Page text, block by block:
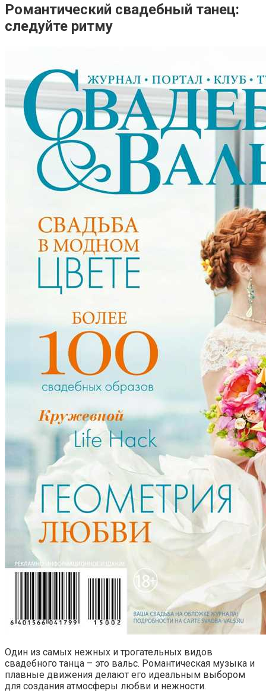
Романтический свадебный танец:
следуйте ритму
Один из самых нежных и трогательных видов
свадебного танца – это вальс. Романтическая музыка и
плавные движения делают его идеальным выбором
для создания атмосферы любви и нежности.